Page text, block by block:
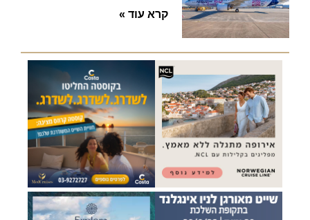
קרא עוד »